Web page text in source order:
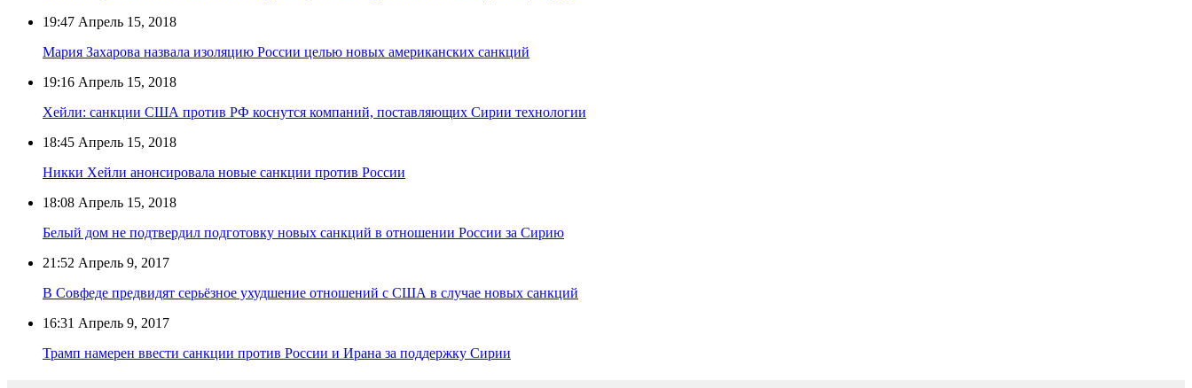
19:47 Апрель 15, 2018
Мария Захарова назвала изоляцию России целью новых американских санкций
19:16 Апрель 15, 2018
Хейли: санкции США против РФ коснутся компаний, поставляющих Сирии технологии
18:45 Апрель 15, 2018
Никки Хейли анонсировала новые санкции против России
18:08 Апрель 15, 2018
Белый дом не подтвердил подготовку новых санкций в отношении России за Сирию
21:52 Апрель 9, 2017
В Совфеде предвидят серьёзное ухудшение отношений с США в случае новых санкций
16:31 Апрель 9, 2017
Трамп намерен ввести санкции против России и Ирана за поддержку Сирии